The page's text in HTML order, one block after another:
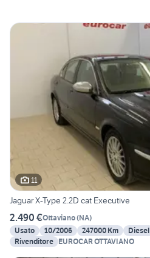
11
Jaguar X-Type 2.2D cat Executive
2.490 €Ottaviano(NA)
Usato
10/2006 247000 Km Diesel
Rivenditore EUROCAR OTTAVIANO